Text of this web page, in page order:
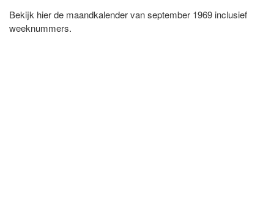
Bekijk hier de maandkalender van september 1969 inclusief
weeknummers.